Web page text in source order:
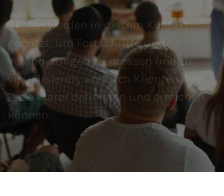
Skalen werden in diesem Kontext
genutzt, um Fortschritte und
Veränderungen zu messen und zu
visualisieren, wodurch Klienten ihre
Ziele klarer definieren und erreichen
können.